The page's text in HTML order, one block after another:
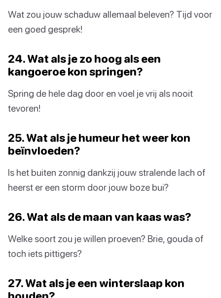
Wat zou jouw schaduw allemaal beleven? Tijd voor
een goed gesprek!
24. Wat als je zo hoog als een
kangoeroe kon springen?
Spring de hele dag door en voel je vrij als nooit
tevoren!
25. Wat als je humeur het weer kon
beïnvloeden?
Is het buiten zonnig dankzij jouw stralende lach of
heerst er een storm door jouw boze bui?
26. Wat als de maan van kaas was?
Welke soort zou je willen proeven? Brie, gouda of
toch iets pittigers?
27. Wat als je een winterslaap kon